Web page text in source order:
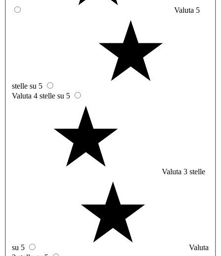
Valuta 5
stelle su 5
Valuta 4 stelle su 5
Valuta 3 stelle
su 5
Valuta